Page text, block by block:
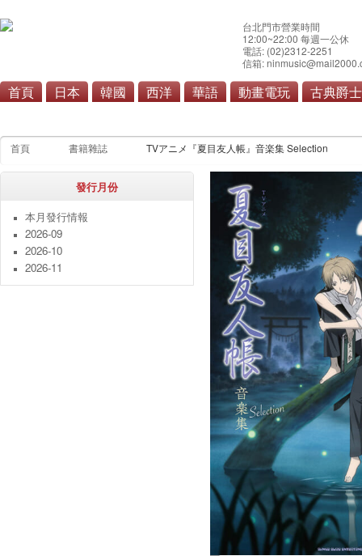
台北門市營業時間
12:00~22:00 每週一公休
電話: (02)2312-2251
信箱:
首頁 日本 韓國 西洋 華語 動畫電玩 古典爵士
首頁 書籍雜誌 TVアニメ『夏目友人帳』音楽集 Selection
發行月份
本月發行情報
2026-09
2026-10
2026-11